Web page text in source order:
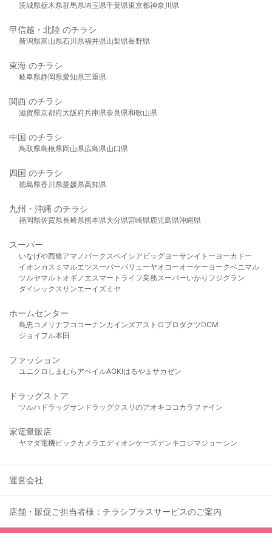
茨城県栃木県群馬県埼玉県千葉県東京都神奈川県
甲信越・北陸 のチラシ
新潟県富山県石川県福井県山梨県長野県
東海 のチラシ
岐阜県静岡県愛知県三重県
関西 のチラシ
滋賀県京都府大阪府兵庫県奈良県和歌山県
中国 のチラシ
鳥取県島根県岡山県広島県山口県
四国 のチラシ
徳島県香川県愛媛県高知県
九州・沖縄 のチラシ
福岡県佐賀県長崎県熊本県大分県宮崎県鹿児島県沖縄県
スーパー
いなげや西條アマノパークスベイシア ビッグヨーサンイトーヨーカドー
イオンカスミ マルエツスーパーバリューヤオコーオーケー ヨークベニマル
ツルヤマルト オギノ エスマート ライフ業務スーパーいかり フジグラン
ダイレックスサンエーイズミヤ
ホームセンター
島忠 コメリ ナフコ コーナンカインズアストロプロダクツDCM
ジョイフル本田
ファッション
ユニクロ しまむら アベイルAOKIはるやま サカゼン
ドラッグストア
ツルハドラッグサンドラッグクスリのアオキ ココカラファイン
家電量販店
ヤマダ電機ビックカメラ エディオンケーズデンキ コジマジョーシン
運営会社
店舗・販促ご担当者様：チラシプラスサービスのご案内